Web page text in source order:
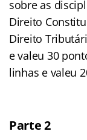
sobre as
Direito
Direito
e valeu 30
linhas e valeu
Parte 2